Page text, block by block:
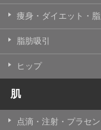
・広告、宣伝、
【個人情報の管
TCBグループ
に蓄積・保管
失・破壊・改
【個人情報の共
痩身・ダイエット・
脂肪吸引
ヒップ
肌
点滴・注射・プラセン